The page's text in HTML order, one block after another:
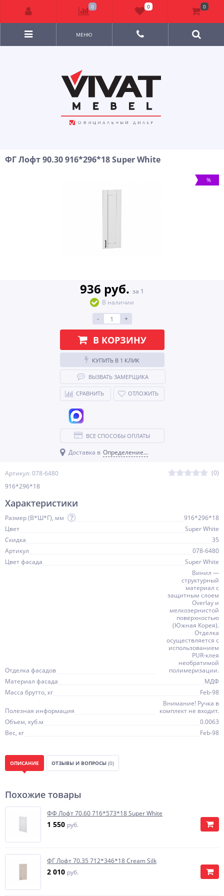
МЕНЮ
ФГ Лофт 90.30 916*296*18 Super White
%
Артикул: 078-6480
(0)
916*296*18
936 руб. за 1
В наличии
-
+
В КОРЗИНУ
КУПИТЬ В 1 КЛИК
ВЫЗВАТЬ ЗАМЕРЩИКА
СРАВНИТЬ ОТЛОЖИТЬ
ВСЕ СПОСОБЫ ОПЛАТЫ
Доставка в Определение...
Характеристики
Размер (В*Ш*Г), мм
916*296*18
Цвет
Super White
Скидка
35
Артикул
078-6480
Цвет фасада
Super White
Отделка фасадов
Винил —
структурный
материал с
защитным слоем
Overlay и
мелкозернистой
поверхностью
(Южная Корея).
Отделка
осуществляется с
использованием
PUR-клея
необратимой
полимеризации.
Материал фасада
МДФ
Масса брутто, кг
Feb-98
Полезная информация
Внимание! Ручка в
комплект не входит.
Объем, куб.м
0.0063
Вес, кг
Feb-98
ОПИСАНИЕ ОТЗЫВЫ И ВОПРОСЫ (0)
Похожие товары
ФФ Лофт 70.60 716*573*18 Super White
1 550 руб.
ФГ Лофт 70.35 712*346*18 Cream Silk
2 010 руб.
0 0 0